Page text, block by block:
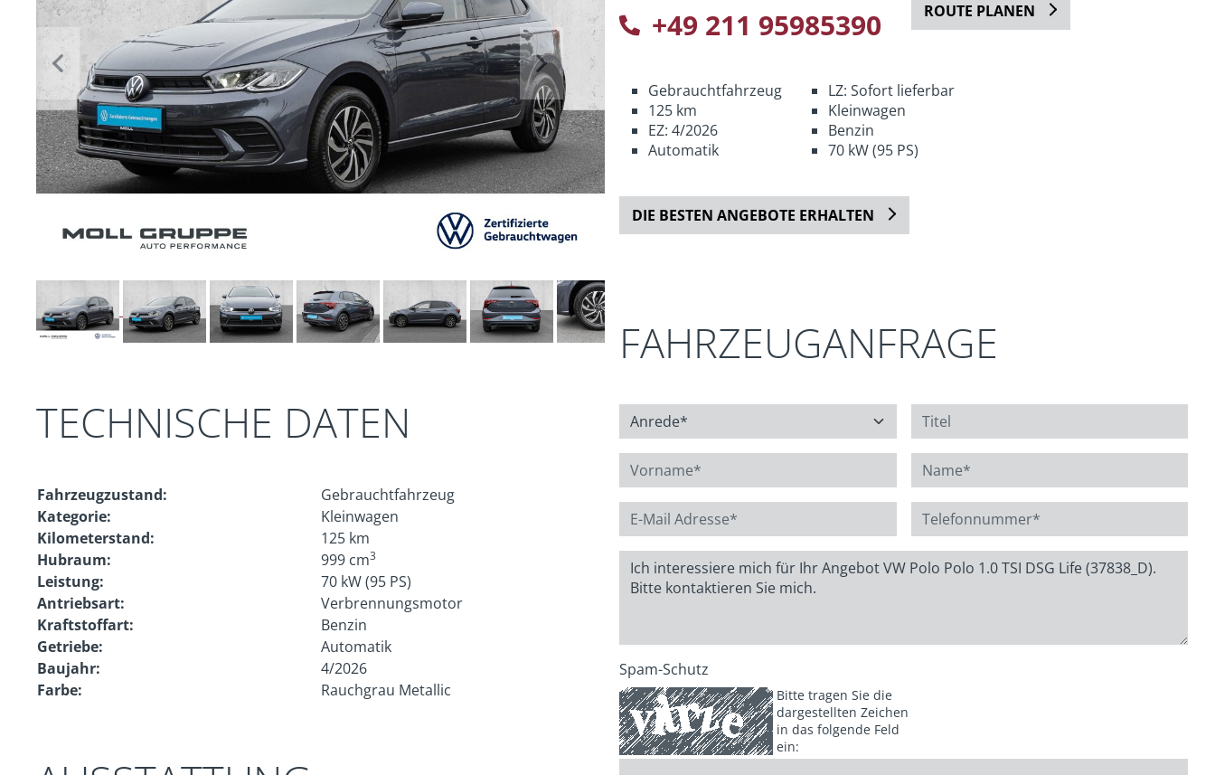
Previous Next
TECHNISCHE DATEN
Fahrzeugzustand:
Gebrauchtfahrzeug
Kategorie:
Kleinwagen
Kilometerstand:
125 km
Hubraum:
999 cm3
Leistung:
70 kW (95 PS)
Antriebsart:
Verbrennungsmotor
Kraftstoffart:
Benzin
Getriebe:
Automatik
Baujahr:
4/2026
Farbe:
Rauchgrau Metallic
+49 211 95985390
Gebrauchtfahrzeug
125 km
EZ: 4/2026
Automatik
LZ: Sofort lieferbar
Kleinwagen
Benzin
70 kW (95 PS)
DIE BESTEN ANGEBOTE ERHALTEN
ROUTE PLANEN
FAHRZEUGANFRAGE
Spam-Schutz
Bitte tragen Sie die
dargestellten Zeichen
in das folgende Feld
ein: